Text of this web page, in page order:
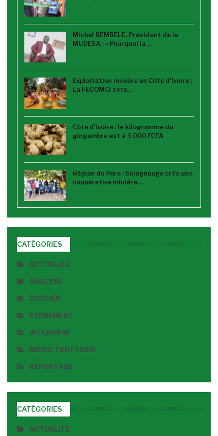
Michel BEMBELE, Président de la
MUDESA : « Pourquoi la…
Exploitation minière en Côte d’Ivoire :
La FECOMCI sera…
Côte d’Ivoire : le kilogramme du
gingembre est à 3 000 FCFA
Région du Poro : Solognougo crée une
coopérative minière…
CATÉGORIES
ACTUALITE
ANALYSE
DOSSIER
EVENEMENT
INTERVIEW
MICRO TROTTOIRE
REPORTAGE
CATÉGORIES
ACTUALITE